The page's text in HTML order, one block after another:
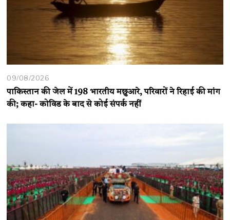
09/08/2026
पाकिस्तान की जेल में 198 भारतीय मछुआरे, परिवारों ने रिहाई की मांग
की; कहा- कोविड के बाद से कोई संपर्क नहीं